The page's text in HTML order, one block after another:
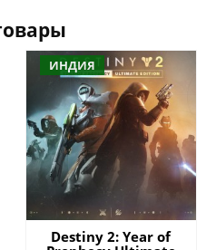
ИНДИЯ
Destiny 2: Year of